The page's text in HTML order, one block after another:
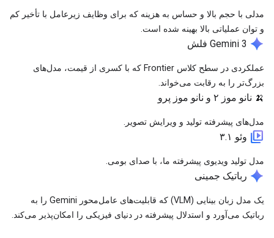
مدلی با حجم بالا و حساس به هزینه که برای وظایف زیرعامل با تأخیر کم
و توان عملیاتی بالا بهینه شده است.
spark
عملکردی در سطح کلاس Frontier که با کسری از قیمت، مدل‌های
بزرگ‌تر را به رقابت می‌خواند.
🍌 نانو موز ۲ و نانو موز پرو
مدل‌های پیشرفته تولید و ویرایش تصویر.
video_library وئو ۳.۱
مدل تولید ویدیوی پیشرفته ما، با صدای بومی.
spark رباتیک جمینی
یک مدل زبان بینایی (VLM) که قابلیت‌های عامل‌محور Gemini را به
رباتیک می‌آورد و استدلال پیشرفته در دنیای فیزیکی را امکان‌پذیر می‌کند.